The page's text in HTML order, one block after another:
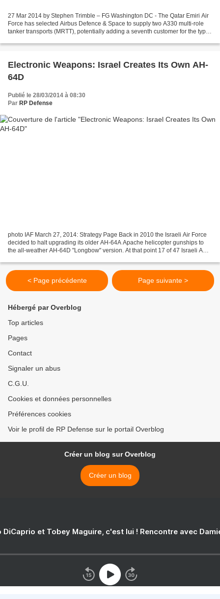
27 Mar 2014 by Stephen Trimble – FG Washington DC - The Qatar Emiri Air
Force has selected Airbus Defence & Space to supply two A330 multi-role
tanker transports (MRTT), potentially adding a seventh customer for the type.
Electronic Weapons: Israel Creates Its Own AH-
64D
Publié le 28/03/2014 à 08:30
Par RP Defense
photo IAF March 27, 2014: Strategy Page Back in 2010 the Israeli Air Force
decided to halt upgrading its older AH-64A Apache helicopter gunships to
the all-weather AH-64D "Longbow" version. At that point 17 of 47 Israeli AH-
< Page précédente Page suivante >
Hébergé par Overblog
Top articles
Pages
Contact
Signaler un abus
C.G.U.
Cookies et données personnelles
Préférences cookies
Voir le profil de RP Defense sur le portail Overblog
Créer un blog sur Overblog
Créer un blog
DiCaprio et Tobey Maguire, c'est lui ! Rencontre avec